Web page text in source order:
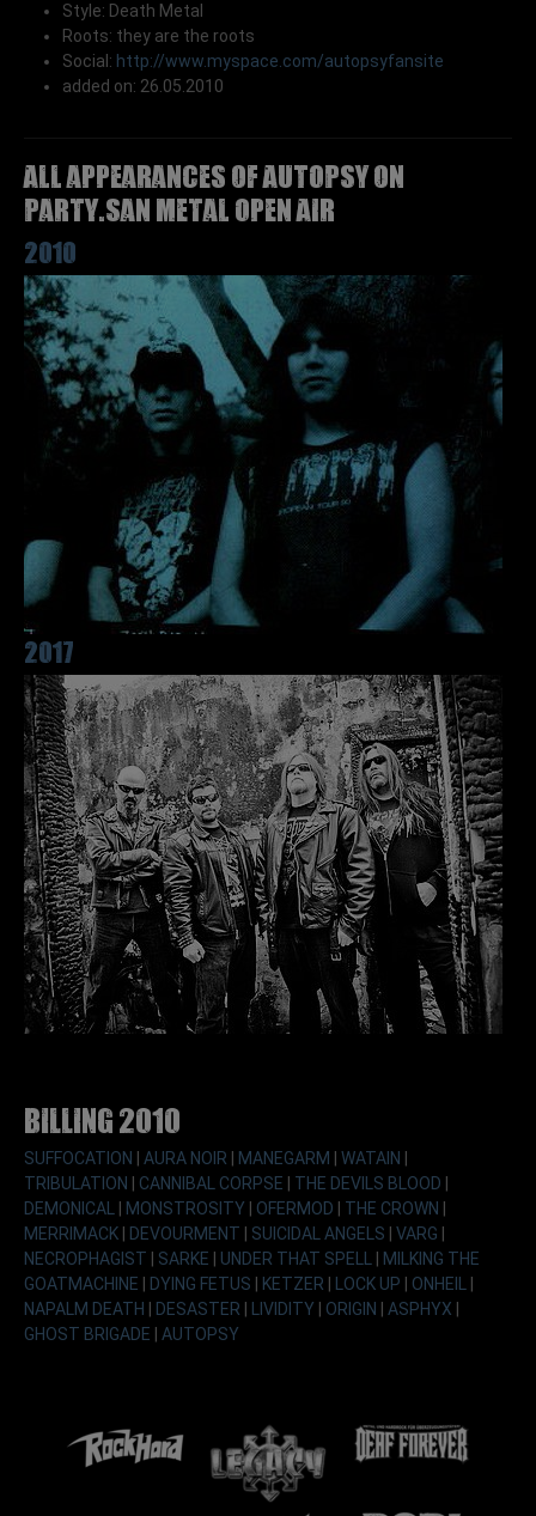
Style: Death Metal
Roots: they are the roots
Social: http://www.myspace.com/autopsyfansite
added on: 26.05.2010
All appearances of AUTOPSY on
Party.San Metal Open Air
2010
2017
Billing 2010
SUFFOCATION AURA NOIR MANEGARM WATAIN
TRIBULATION
CANNIBAL CORPSE THE DEVILS BLOOD
DEMONICAL
MONSTROSITY OFERMOD THE CROWN
MERRIMACK
DEVOURMENT SUICIDAL ANGELS VARG
NECROPHAGIST
SARKE UNDER THAT SPELL
MILKING THE
GOATMACHINE
DYING FETUS KETZER LOCK UP ONHEIL
NAPALM DEATH
DESASTER LIVIDITY ORIGIN ASPHYX
GHOST BRIGADE
AUTOPSY